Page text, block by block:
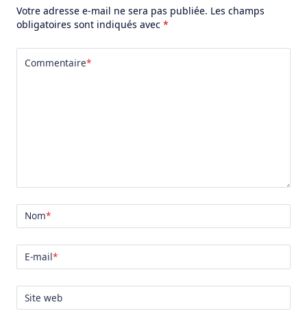
Votre adresse e-mail ne sera pas publiée. Les champs
obligatoires sont indiqués avec *
Commentaire*
Nom*
E-mail*
Site web